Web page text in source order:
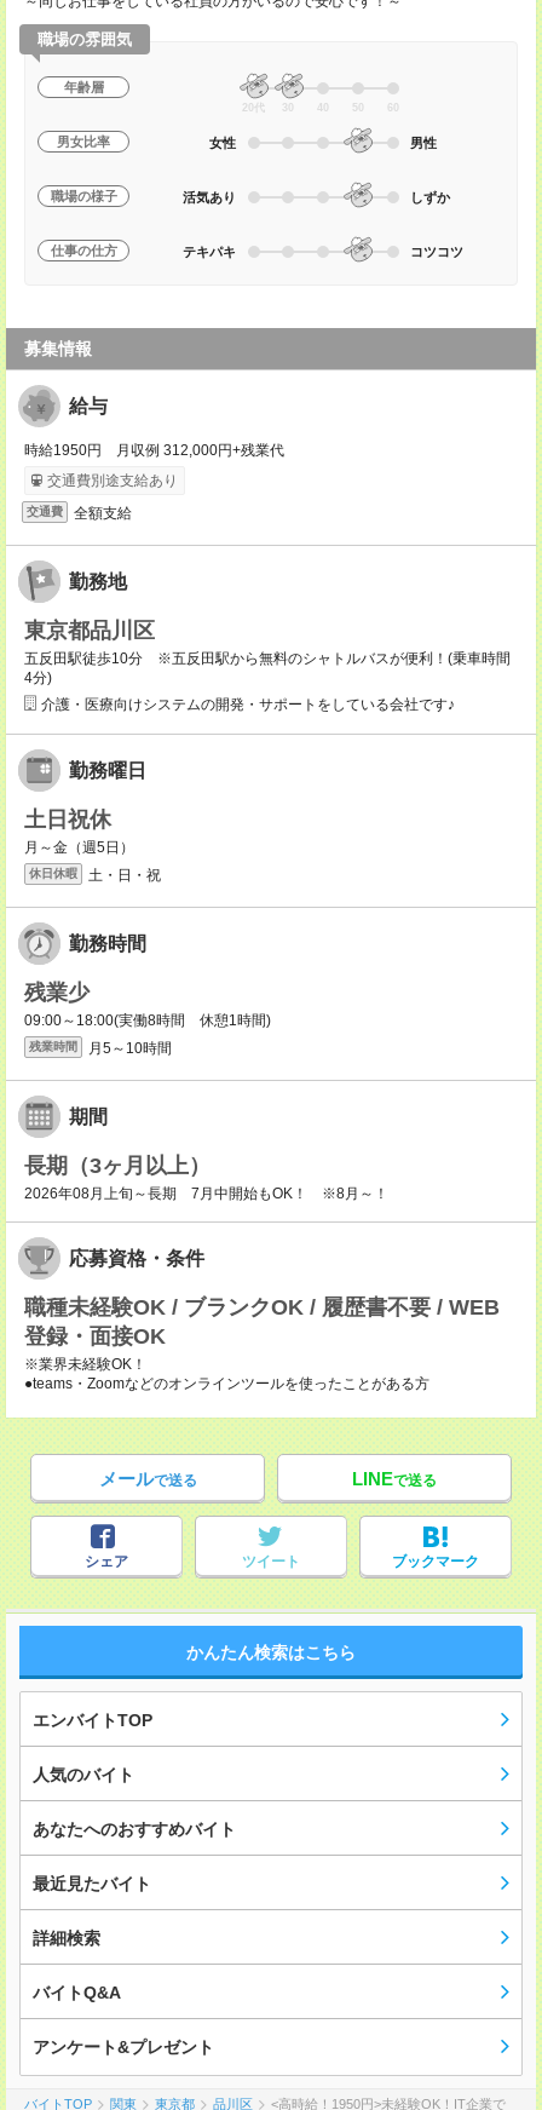
職場の雰囲気
年齢層
20代 30 40 50 60
男女比率 女性 男性
職場の様子 活気あり しずか
仕事の仕方 テキパキ コツコツ
募集情報
給与
時給1950円 月収例 312,000円+残業代
交通費別途支給あり
交通費 全額支給
勤務地
東京都品川区
五反田駅徒歩10分 ※五反田駅から無料のシャトルバスが便利！(乗車時間
4分)
介護・医療向けシステムの開発・サポートをしている会社です♪
勤務曜日
土日祝休
月～金（週5日）
休日休暇 土・日・祝
勤務時間
残業少
09:00～18:00(実働8時間 休憩1時間)
残業時間 月5～10時間
期間
長期（3ヶ月以上）
2026年08月上旬～長期 7月中開始もOK！ ※8月～！
応募資格・条件
職種未経験OK / ブランクOK / 履歴書不要 / WEB
登録・面接OK
※業界未経験OK！
●teams・Zoomなどのオンラインツールを使ったことがある方
メールで送る LINEで送る
シェア ツイート ブックマーク
かんたん検索はこちら
エンバイトTOP
人気のバイト
あなたへのおすすめバイト
最近見たバイト
詳細検索
バイトQ&A
アンケート&プレゼント
バイトTOP 関東 東京都 品川区 <高時給！1950円>未経験OK！IT企業で